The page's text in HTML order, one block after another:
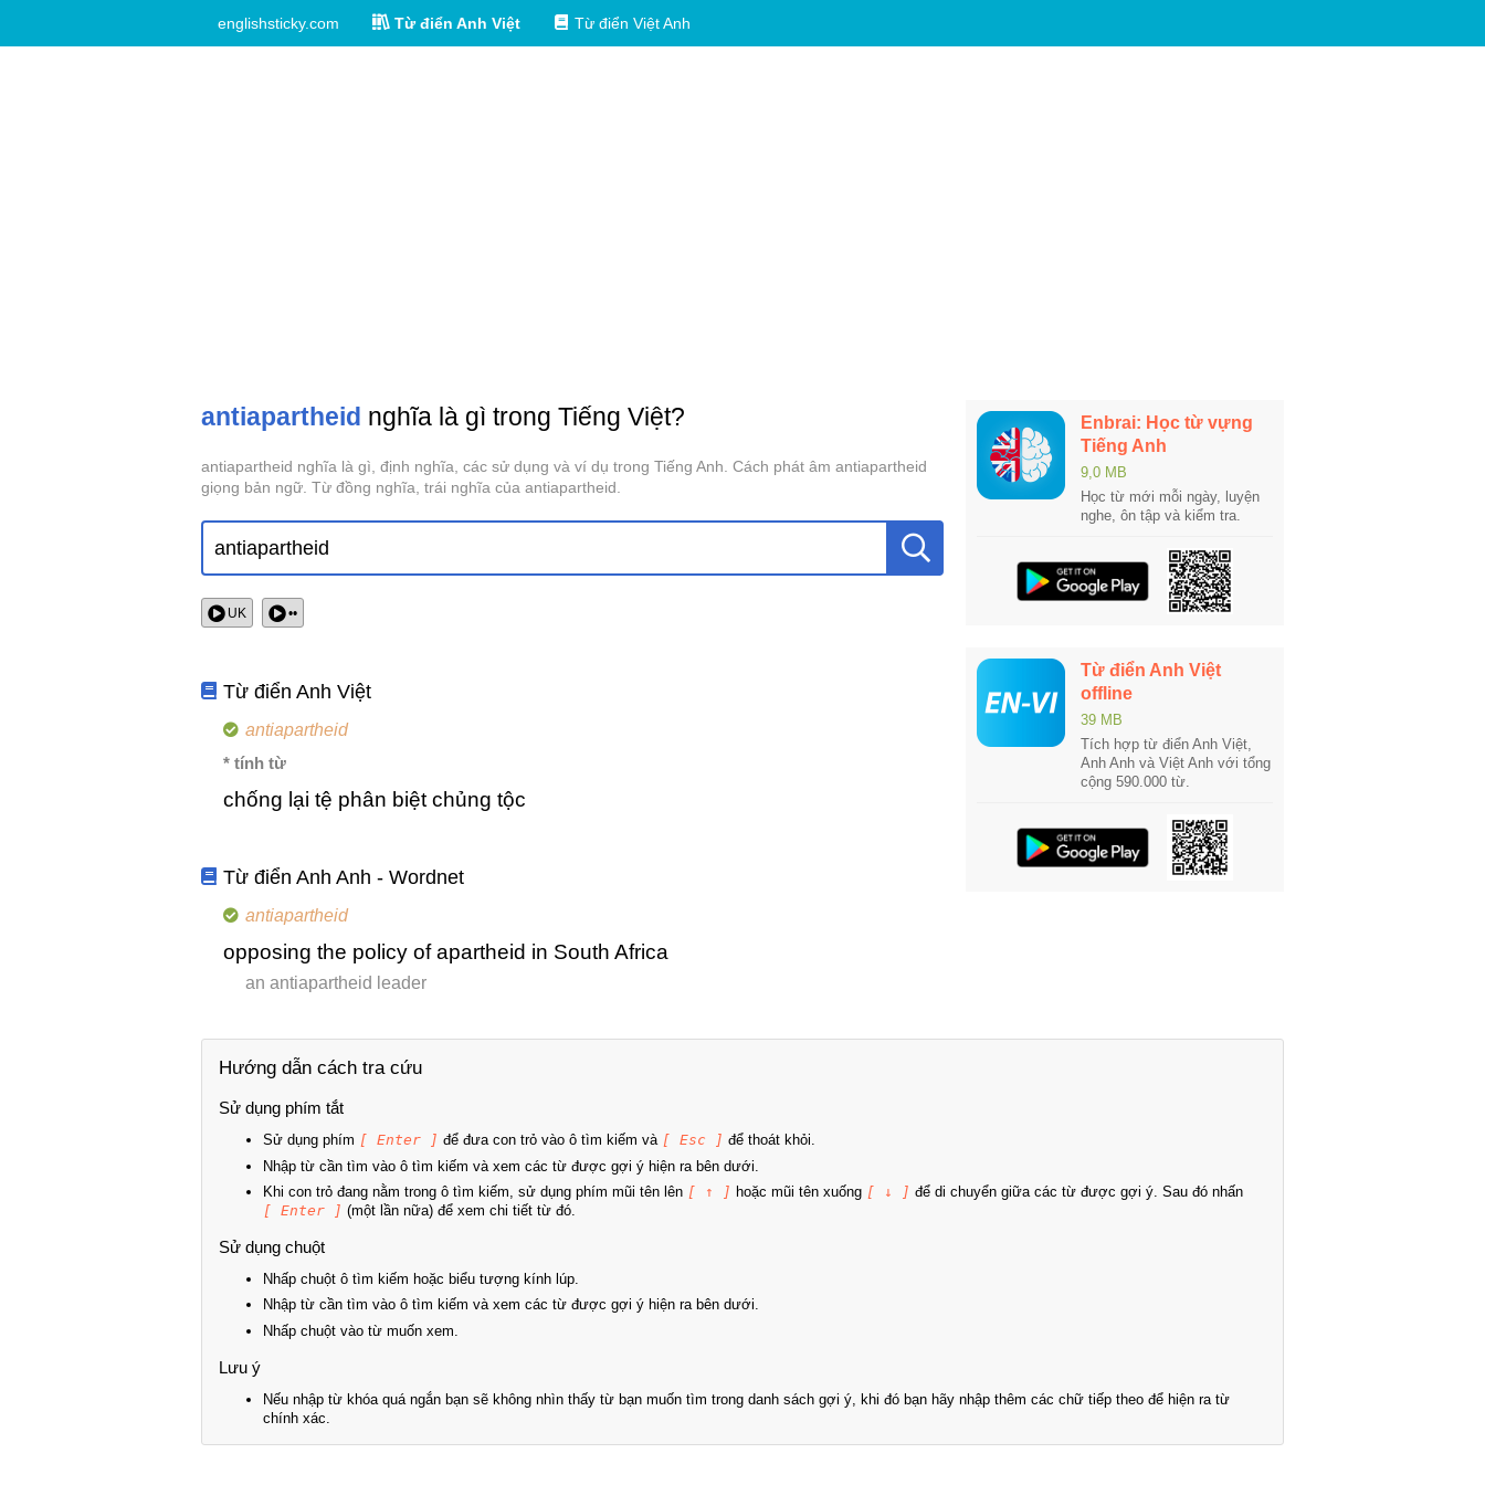
englishsticky.com Từ điển Anh Việt Từ điển Việt Anh
antiapartheid nghĩa là gì trong Tiếng Việt?
antiapartheid nghĩa là gì, định nghĩa, các sử dụng và ví dụ trong Tiếng Anh. Cách phát âm antiapartheid
giọng bản ngữ. Từ đồng nghĩa, trái nghĩa của antiapartheid.
UK ••
Từ điển Anh Việt
antiapartheid
* tính từ
chống lại tệ phân biệt chủng tộc
Từ điển Anh Anh - Wordnet
antiapartheid
opposing the policy of apartheid in South Africa
an antiapartheid leader
Enbrai: Học từ vựng
Tiếng Anh
9,0 MB
Học từ mới mỗi ngày, luyện
nghe, ôn tập và kiểm tra.
Từ điển Anh Việt
offline
39 MB
Tích hợp từ điển Anh Việt,
Anh Anh và Việt Anh với tổng
cộng 590.000 từ.
Hướng dẫn cách tra cứu
Sử dụng phím tắt
Sử dụng phím [ Enter ] để đưa con trỏ vào ô tìm kiếm và [ Esc ] để thoát khỏi.
Nhập từ cần tìm vào ô tìm kiếm và xem các từ được gợi ý hiện ra bên dưới.
Khi con trỏ đang nằm trong ô tìm kiếm, sử dụng phím mũi tên lên [ ↑ ] hoặc mũi tên xuống [ ↓ ] để di chuyển giữa các từ được gợi ý. Sau đó nhấn
[ Enter ] (một lần nữa) để xem chi tiết từ đó.
Sử dụng chuột
Nhấp chuột ô tìm kiếm hoặc biểu tượng kính lúp.
Nhập từ cần tìm vào ô tìm kiếm và xem các từ được gợi ý hiện ra bên dưới.
Nhấp chuột vào từ muốn xem.
Lưu ý
Nếu nhập từ khóa quá ngắn bạn sẽ không nhìn thấy từ bạn muốn tìm trong danh sách gợi ý, khi đó bạn hãy nhập thêm các chữ tiếp theo để hiện ra từ
chính xác.